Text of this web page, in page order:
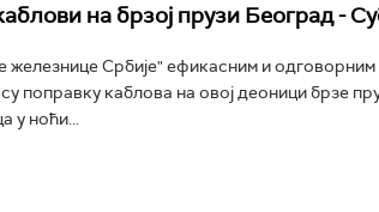
на брзој прузи Београд -
Србије" ефикасним и
поправку каблова на овој деоници брзе
у ноћи...